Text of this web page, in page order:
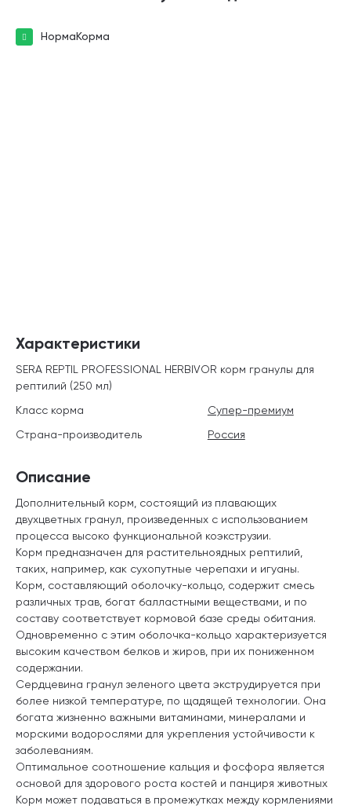
НормаКорма
Описание
Дополнительный корм, состоящий из плавающих
двухцветных гранул, произведенных с использованием
процесса высоко функциональной коэкструзии.
Корм предназначен для растительноядных рептилий,
таких, например, как сухопутные черепахи и игуаны.
Корм, составляющий оболочку-кольцо, содержит смесь
различных трав, богат балластными веществами, и по
составу соответствует кормовой базе среды обитания.
Одновременно с этим оболочка-кольцо характеризуется
высоким качеством белков и жиров, при их пониженном
содержании.
Сердцевина гранул зеленого цвета экструдируется при
более низкой температуре, по щадящей технологии. Она
богата жизненно важными витаминами, минералами и
морскими водорослями для укрепления устойчивости к
заболеваниям.
Оптимальное соотношение кальция и фосфора является
основой для здорового роста костей и панциря животных
Корм может подаваться в промежутках между кормлениями
Характеристики
SERA REPTIL PROFESSIONAL HERBIVOR корм гранулы для
рептилий (250 мл)
Класс корма
Супер-премиум
Страна-производитель
Россия